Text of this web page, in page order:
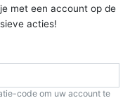
met een account op de
acties!
code om uw account te